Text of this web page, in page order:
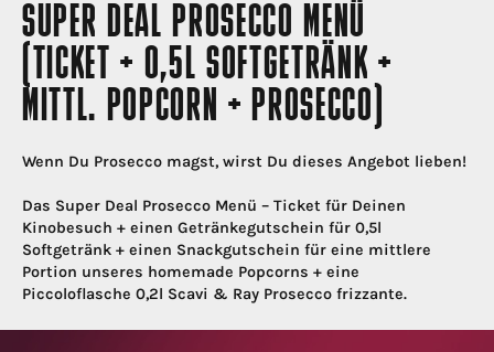
SUPER DEAL PROSECCO MENÜ
(TICKET + 0,5L SOFTGETRÄNK +
MITTL. POPCORN + PROSECCO)
Wenn Du Prosecco magst, wirst Du dieses Angebot lieben!
Das Super Deal Prosecco Menü – Ticket für Deinen
Kinobesuch + einen Getränkegutschein für 0,5l
Softgetränk + einen Snackgutschein für eine mittlere
Portion unseres homemade Popcorns + eine
Piccoloflasche 0,2l Scavi & Ray Prosecco frizzante.